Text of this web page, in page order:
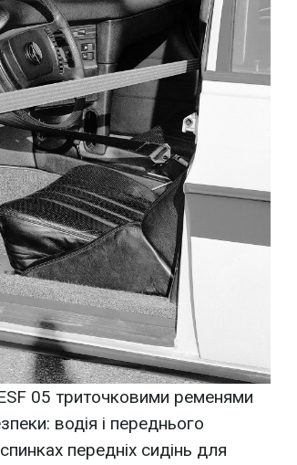
05 триточковими ременями
водія і переднього
передніх сидінь для